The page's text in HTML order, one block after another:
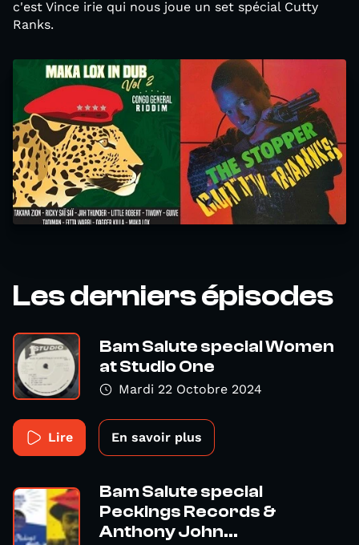
c'est Vince irie qui nous joue un set spécial Cutty
Ranks.
Les derniers épisodes
Bam Salute special Women
at Studio One
Mardi 22 Octobre 2024
Lire En savoir plus
Bam Salute special
Peckings Records &
Anthony John...